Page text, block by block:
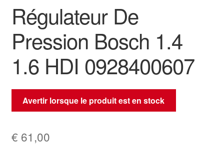
Régulateur De
Pression Bosch 1.4
1.6 HDI 0928400607
Avertir lorsque le produit est en stock
€ 61,00